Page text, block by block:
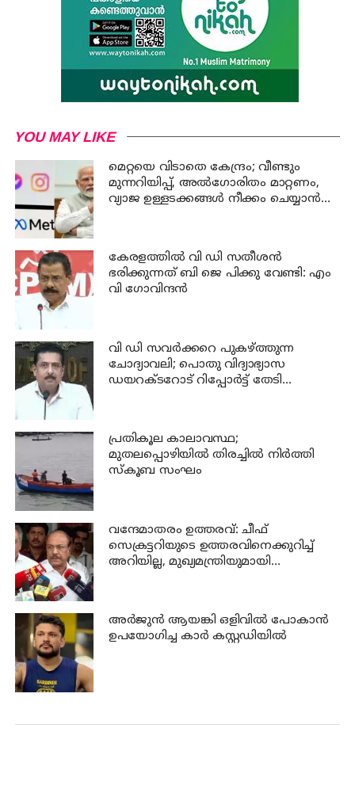
YOU MAY LIKE
മെറ്റയെ വിടാതെ കേന്ദ്രം; വീണ്ടും
മുന്നറിയിപ്പ്, അൽഗോരിതം മാറ്റണം,
വ്യാജ ഉള്ളടക്കങ്ങൾ നീക്കം ചെയ്യാൻ
കേരളത്തില്‍ വി ഡി സതീശന്‍
ഭരിക്കുന്നത് ബി ജെ പിക്കു വേണ്ടി: എം
വി ഗോവിന്ദന്‍
വി ഡി സവര്‍ക്കറെ പുകഴ്ത്തുന്ന
ചോദ്യാവലി; പൊതു വിദ്യാഭ്യാസ
ഡയറക്ടറോട് റിപ്പോര്‍ട്ട് തേടി
പ്രതികൂല കാലാവസ്ഥ;
മുതലപ്പൊഴിയില്‍ തിരച്ചില്‍ നിര്‍ത്തി
സ്കൂബ സംഘം
വന്ദേമാതരം ഉത്തരവ്: ചീഫ്
സെക്രട്ടറിയുടെ ഉത്തരവിനെക്കുറിച്ച്
അറിയില്ല, മുഖ്യമന്ത്രിയുമായി
അര്‍ജുന്‍ ആയങ്കി ഒളിവില്‍ പോകാന്‍
ഉപയോഗിച്ച കാര്‍ കസ്റ്റഡിയില്‍